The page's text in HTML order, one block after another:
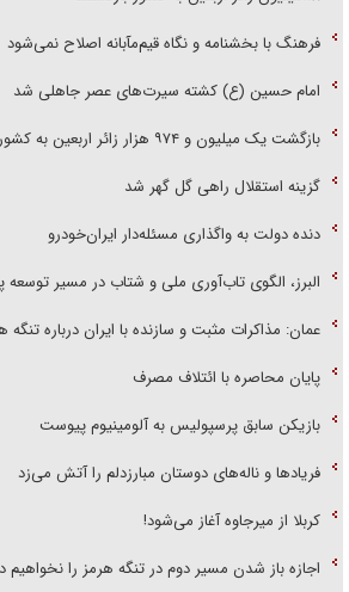
فرهنگ با بخشنامه و نگاه قیم‌مآبانه اصلاح نمی‌شود
امام حسین (ع) کشته سیرت‌های عصر جاهلی شد
بازگشت یک میلیون و ۹۷۴ هزار زائر اربعین به کشور
گزینه استقلال راهی گل گهر شد
دنده دولت به واگذاری مسئله‌دار ایران‌خودرو
البرز، الگوی تاب‌آوری ملی و شتاب در مسیر توسعه
عمان: مذاکرات مثبت و سازنده با ایران درباره تنگه
پایان محاصره با ائتلاف مصرف
بازیکن سابق پرسپولیس به آلومینیوم پیوست
فریاد‌ها و ناله‌های دوستان مبارزدلم را آتش می‌زد
کربلا از میرجاوه آغاز می‌شود!
اجازه باز شدن مسیر دوم در تنگه هرمز را نخواهیم